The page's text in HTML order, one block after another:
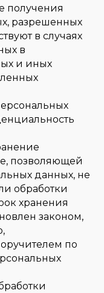
получения
разрешенных
в случаях
в
и иных
позволяющей
данных, не
обработки
хранения
законом,
по